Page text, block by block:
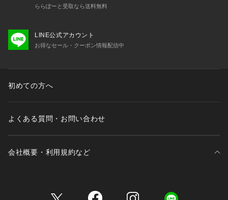
ららぽーと受取なら送料無料
LINE公式アカウント
お得なセール・クーポン情報配信中
初めての方へ
よくある質問・お問い合わせ
会社概要・利用規約など